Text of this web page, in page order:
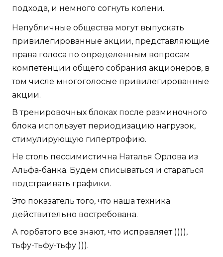
подхода, и немного согнуть колени.
Непубличные общества могут выпускать
привилегированные акции, представляющие
права голоса по определенным вопросам
компетенции общего собрания акционеров, в
том числе многоголосые привилегированные
акции.
В тренировочных блоках после разминочного
блока использует периодизацию нагрузок,
стимулирующую гипертрофию.
Не столь пессимистична Наталья Орлова из
Альфа-банка. Будем списываться и стараться
подстраивать графики.
Это показатель того, что наша техника
действительно востребована.
А горбатого все знают, что исправляет )))),
тьфу-тьфу-тьфу ))).